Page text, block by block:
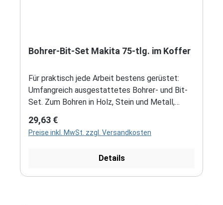
Bohrer-Bit-Set Makita 75-tlg. im Koffer
Für praktisch jede Arbeit bestens gerüstet:
Umfangreich ausgestattetes Bohrer- und Bit-
Set. Zum Bohren in Holz, Stein und Metall,
Steckschlüsseleinsätze, einem Bithalter und
Senker. Säuberlich geordnet in einem
dem jeder Artikel verliersicher an einer festen
Regulärer Preis:
29,63 €
Preise inkl. MwSt. zzgl. Versandkosten
Details